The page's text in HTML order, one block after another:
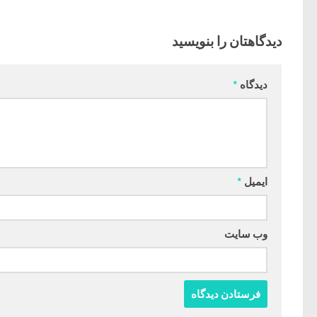
دیدگاهتان را بنویسید
دیدگاه *
ایمیل *
وب‌ سایت